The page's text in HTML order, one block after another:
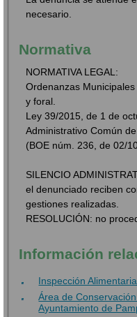
necesario.
Normativa
NORMATIVA LEGAL:
Ordenanzas
y foral.
Ley 39/2015, de 1 de
Administrativo Común
(BOE núm. 236, de 02/
SILENCIO
el denunciado reciben
gestiones realizadas.
RESOLUCIÓN: no
Información
Inspección
Área de
Ayuntamiento de